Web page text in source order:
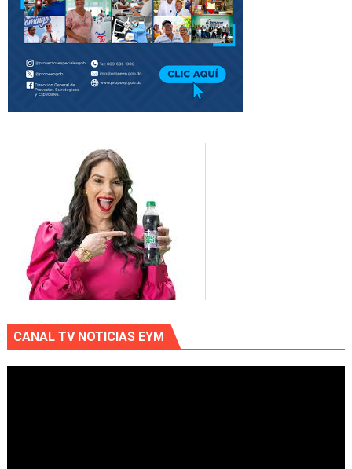
CANAL TV NOTICIAS EYM